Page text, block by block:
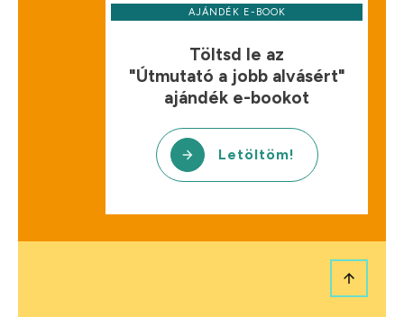
AJÁNDÉK E-BOOK
Töltsd le az
"Útmutató a jobb alvásért"
ajándék e-bookot
Letöltöm!